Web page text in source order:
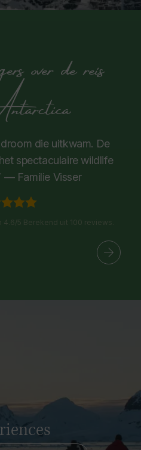
over de reis
die uitkwam. De
spectaculaire wildlife
— Familie Visser
5 Berekend uit 100 reviews.